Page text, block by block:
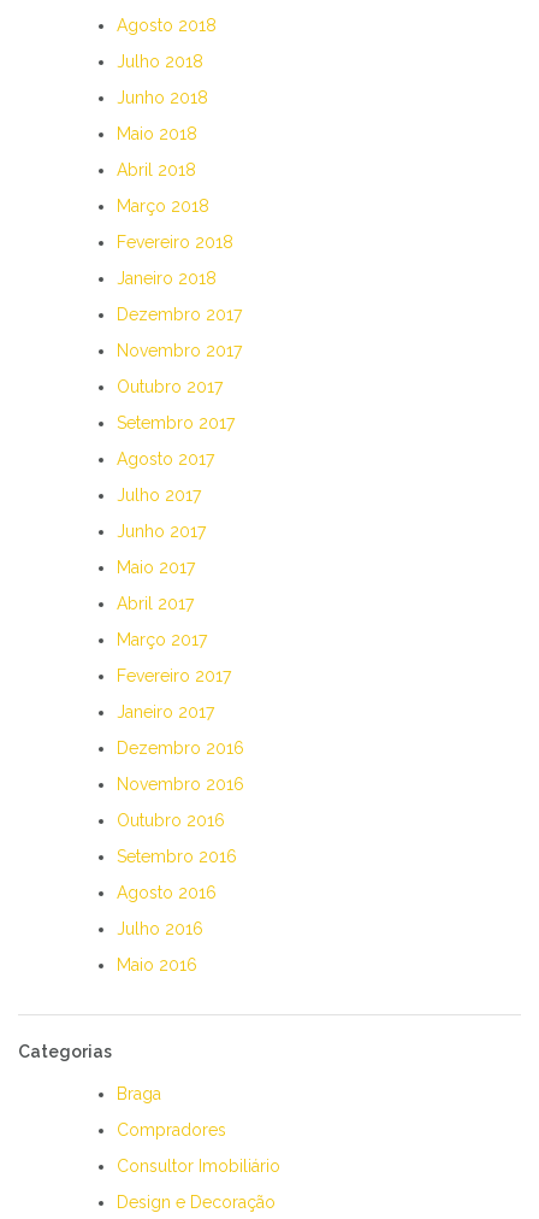
Agosto 2018
Julho 2018
Junho 2018
Maio 2018
Abril 2018
Março 2018
Fevereiro 2018
Janeiro 2018
Dezembro 2017
Novembro 2017
Outubro 2017
Setembro 2017
Agosto 2017
Julho 2017
Junho 2017
Maio 2017
Abril 2017
Março 2017
Fevereiro 2017
Janeiro 2017
Dezembro 2016
Novembro 2016
Outubro 2016
Setembro 2016
Agosto 2016
Julho 2016
Maio 2016
Categorias
Braga
Compradores
Consultor Imobiliário
Design e Decoração